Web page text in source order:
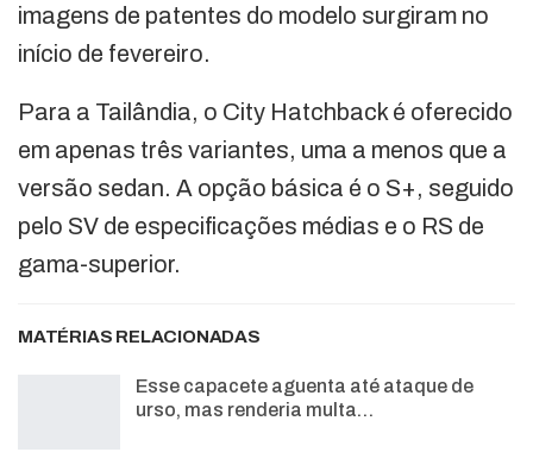
imagens de patentes do modelo surgiram no
início de fevereiro.
Para a Tailândia, o City Hatchback é oferecido
em apenas três variantes, uma a menos que a
versão sedan. A opção básica é o S+, seguido
pelo SV de especificações médias e o RS de
gama-superior.
MATÉRIAS RELACIONADAS
Esse capacete aguenta até ataque de
urso, mas renderia multa…